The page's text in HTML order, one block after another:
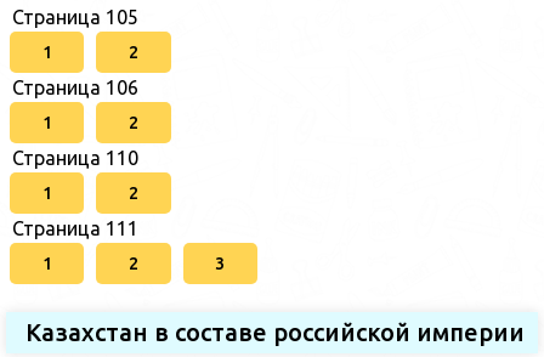
Страница 105
1 2
Страница 106
1 2
Страница 110
1 2
Страница 111
1 2 3
Казахстан в составе российской империи